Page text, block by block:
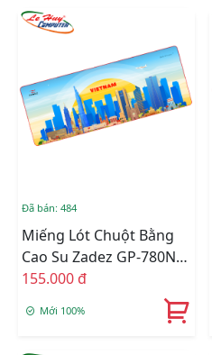
Đã bán: 484
Miếng Lót Chuột Bằng
Cao Su Zadez GP-780N
(Xanh)
155.000 đ
Mới 100%